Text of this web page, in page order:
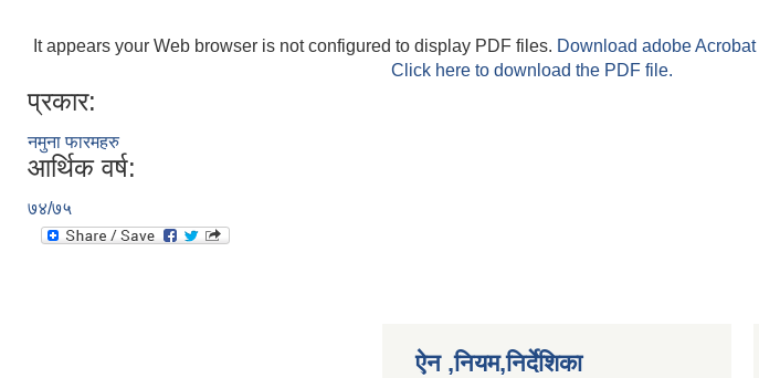
It appears your Web browser is not configured to display PDF files. Download adobe Acrobat
Click here to download the PDF file.
प्रकार:
नमुना फारमहरु
आर्थिक वर्ष:
७४/७५
ऐन ,नियम,निर्देशिका